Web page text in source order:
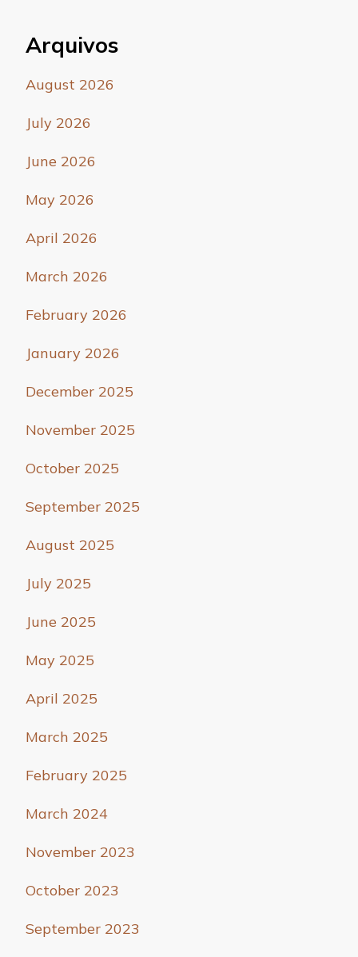
Arquivos
August 2026
July 2026
June 2026
May 2026
April 2026
March 2026
February 2026
January 2026
December 2025
November 2025
October 2025
September 2025
August 2025
July 2025
June 2025
May 2025
April 2025
March 2025
February 2025
March 2024
November 2023
October 2023
September 2023